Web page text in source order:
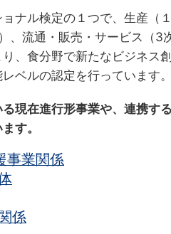
ナル検定の１つで、生産（
、流通・販売・サービス（3
、食分野で新たなビジネス
ベルの認定を行っています
現在進行形事業や、連携す
す。
事業関係
係